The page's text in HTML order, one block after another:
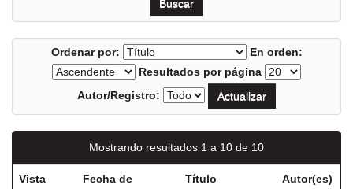
Ordenar por:
En orden:
Resultados por página
Autor/Registro:
Mostrando resultados 1 a 10 de 10
Vista
Fecha de
Título Autor(es)